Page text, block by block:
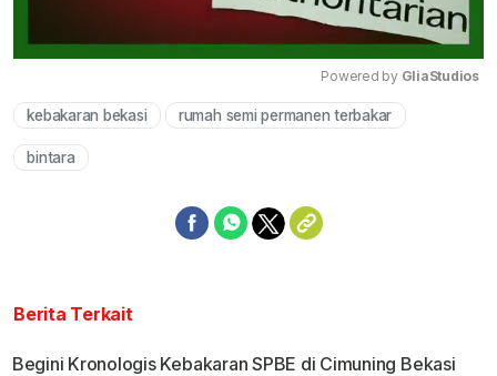
Mute
Powered by GliaStudios
kebakaran bekasi rumah semi permanen terbakar
bintara
Berita Terkait
Begini Kronologis Kebakaran SPBE di Cimuning Bekasi